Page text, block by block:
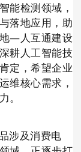
能检测领域，
落地应用，助
—人互通建设
耕人工智能技
定，希望企业
维核心需求，
。
涉及消费电